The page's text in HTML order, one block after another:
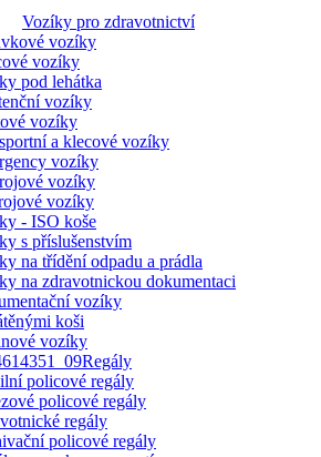
Vozíky pro zdravotnictví
vozíky
vozíky
pod lehátka
vozíky
vozíky
a klecové vozíky
vozíky
vozíky
vozíky
- ISO koše
s příslušenstvím
na třídění odpadu a prádla
na zdravotnickou dokumentaci
vozíky
koši
vozíky
Regály
policové regály
policové regály
regály
policové regály